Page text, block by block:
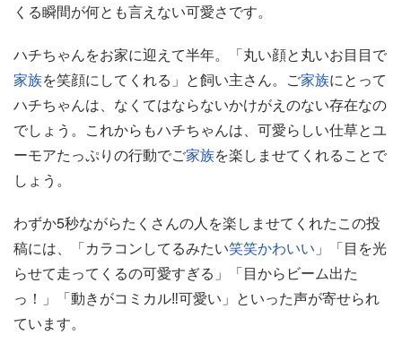
くる瞬間が何とも言えない可愛さです。
ハチちゃんをお家に迎えて半年。「丸い顔と丸いお目目で
家族を笑顔にしてくれる」と飼い主さん。ご家族にとって
ハチちゃんは、なくてはならないかけがえのない存在なの
でしょう。これからもハチちゃんは、可愛らしい仕草とユ
ーモアたっぷりの行動でご家族を楽しませてくれることで
しょう。
わずか5秒ながらたくさんの人を楽しませてくれたこの投
稿には、「カラコンしてるみたい笑笑かわいい 」「目を光
らせて走ってくるの可愛すぎる」「目からビーム出た
っ！」「動きがコミカル‼️可愛い」といった声が寄せられ
ています。